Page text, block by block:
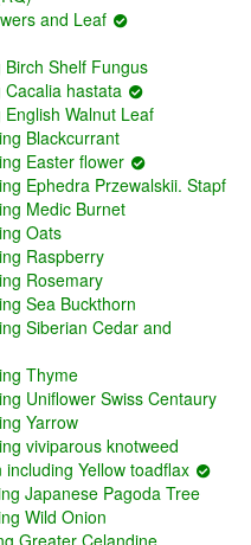
and Leaf
Shelf Fungus
hastata
Walnut Leaf
Blackcurrant
Easter flower
Ephedra Przewalskii. Stapf
Medic Burnet
Oats
Raspberry
Rosemary
Sea Buckthorn
Siberian Cedar and
Thyme
Uniflower Swiss Centaury
Yarrow
viviparous knotweed
Yellow toadflax
Japanese Pagoda Tree
Wild Onion
Greater Celandine